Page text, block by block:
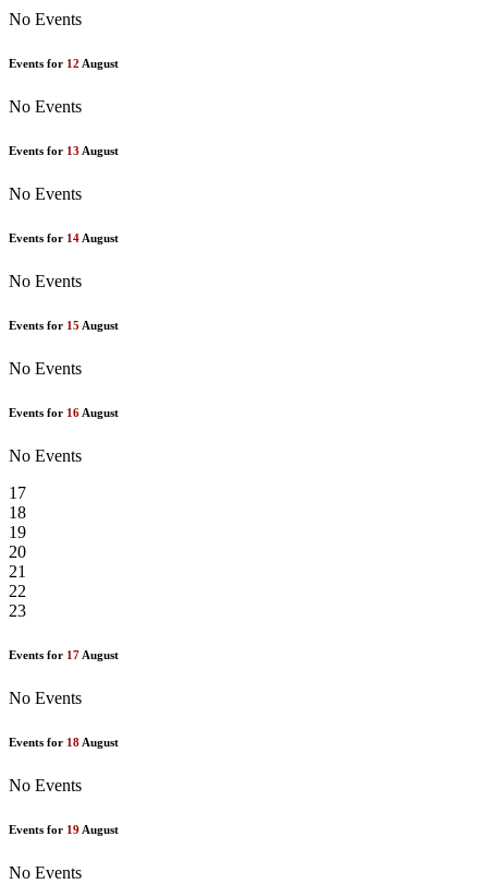
No Events
Events for 12 August
No Events
Events for 13 August
No Events
Events for 14 August
No Events
Events for 15 August
No Events
Events for 16 August
No Events
17
18
19
20
21
22
23
Events for 17 August
No Events
Events for 18 August
No Events
Events for 19 August
No Events